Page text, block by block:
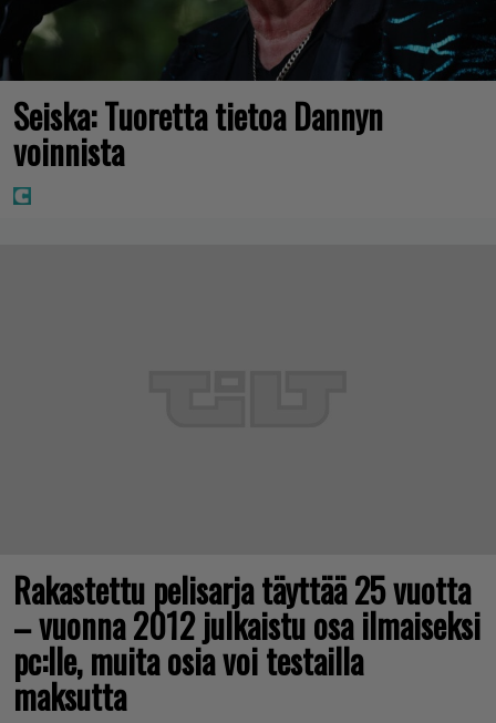
Seiska: Tuoretta tietoa Dannyn
voinnista
Rakastettu pelisarja täyttää 25 vuotta
– vuonna 2012 julkaistu osa ilmaiseksi
pc:lle, muita osia voi testailla
maksutta